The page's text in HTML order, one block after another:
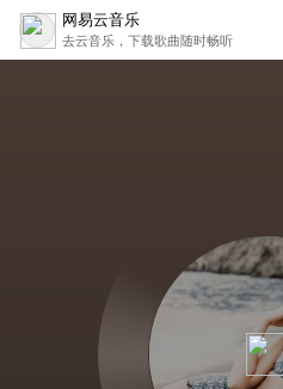
网易云音乐
去云音乐，下载歌曲随时畅听